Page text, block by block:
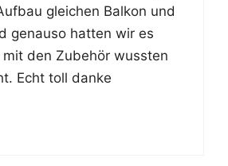
gleichen Balkon und
genauso hatten wir es
mit den Zubehör wussten
Echt toll danke